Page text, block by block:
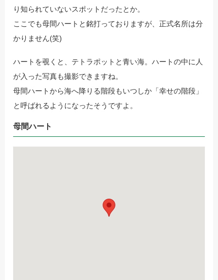
り知られていないスポットだったとか。
ここでも母間ハートと銘打っておりますが、正式名所は分
かりません(笑)
ハートを覗くと、テトラポットと青い海。ハートの中に人
が入った写真も撮影できますね。
母間ハートから海へ降りる階段もいつしか「幸せの階段」
と呼ばれるようになったそうですよ。
母間ハート